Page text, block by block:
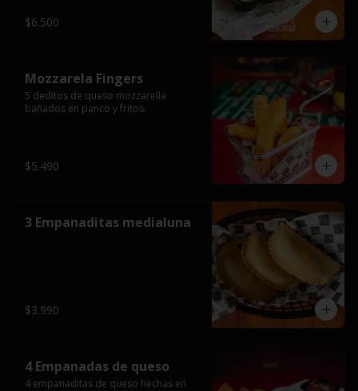
$6.500
Mozzarela Fingers
5 deditos de queso mozzarella
bañados en panco y fritos.
$5.490
3 Empanaditas medialuna
$3.990
4 Empanadas de queso
4 empanaditas de queso hechas en